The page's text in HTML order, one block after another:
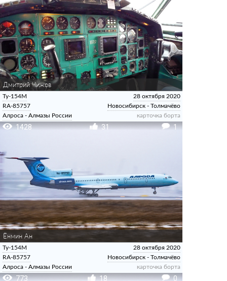
Дмитрий Чижов
Ту-154М
RA-85757
Алроса - Алмазы России
28 октября 2020
Новосибирск - Толмачёво
карточка борта
1428 31 1
Ёнмин Ан
Ту-154М
RA-85757
Алроса - Алмазы России
28 октября 2020
Новосибирск - Толмачёво
карточка борта
773 18 0